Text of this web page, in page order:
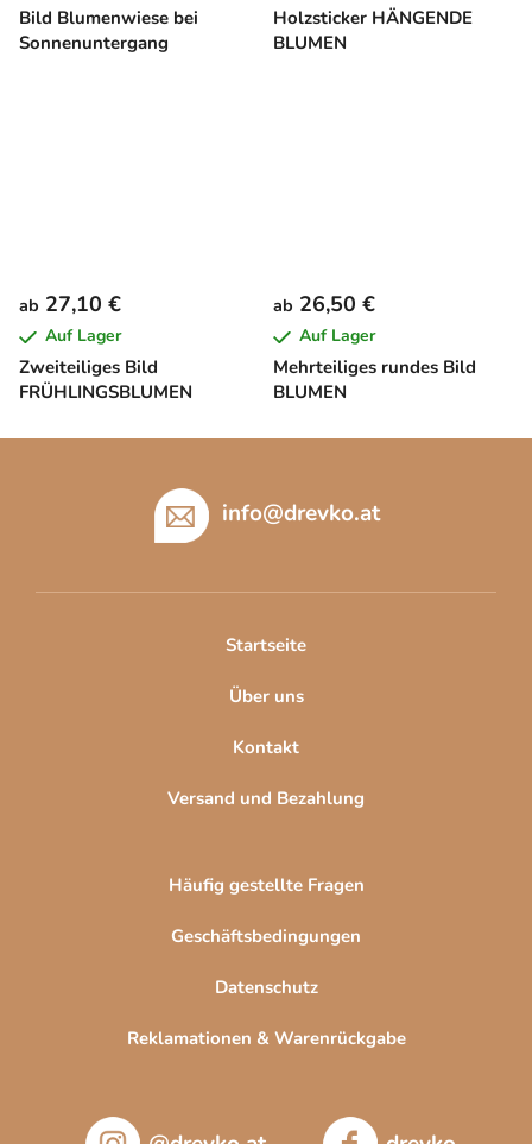
Bild Blumenwiese bei
Sonnenuntergang
Holzsticker HÄNGENDE
BLUMEN
Zweiteiliges Bild
FRÜHLINGSBLUMEN
ab 27,10 €
Auf Lager
Mehrteiliges rundes Bild
BLUMEN
ab 26,50 €
Auf Lager
info@drevko.at
Startseite
Über uns
Kontakt
Versand und Bezahlung
Häufig gestellte Fragen
Geschäftsbedingungen
Datenschutz
Reklamationen & Warenrückgabe